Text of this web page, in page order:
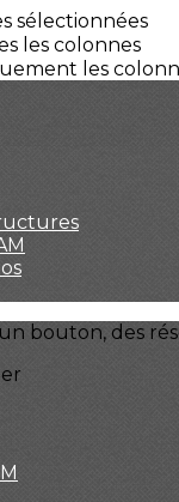
sélectionnées
les colonnes
les
bouton, des